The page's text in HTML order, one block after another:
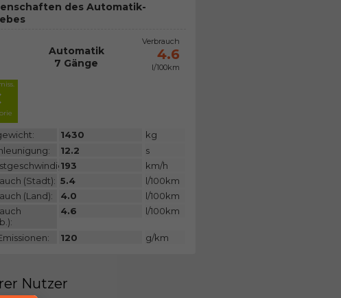
des Automatik-
Automatik
7 Gänge
Verbrauch
4.6
l/100km
1430
kg
12.2
s
193
km/h
(Stadt): 5.4
l/100km
(Land):
4.0
l/100km
4.6 l/100km
120 g/km
Nutzer